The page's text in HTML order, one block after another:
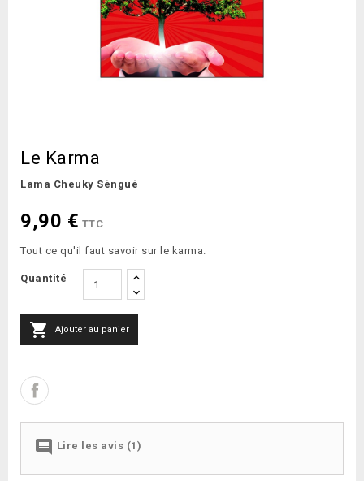
Le Karma
Lama Cheuky Sèngué
9,90 € TTC
Tout ce qu'il faut savoir sur le karma.
Quantité
 Ajouter au panier
 Lire les avis (1)